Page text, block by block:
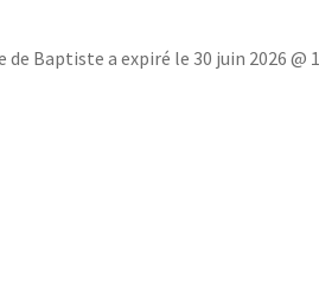
de Baptiste a expiré le 30 juin 2026 @